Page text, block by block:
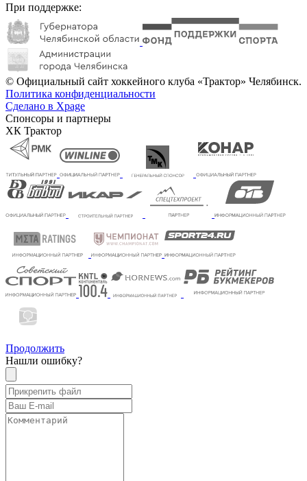
При поддержке:
© Официальный сайт хоккейного клуба «Трактор» Челябинск.
Политика конфиденциальности
Сделано в Xpage
Спонсоры и партнеры
ХК Трактор
Продолжить
Нашли ошибку?